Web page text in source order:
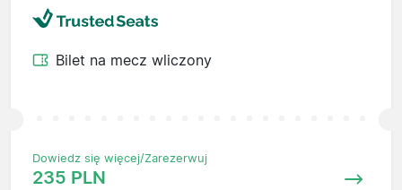
Bilet na mecz wliczony
Dowiedz się więcej/Zarezerwuj
235 PLN